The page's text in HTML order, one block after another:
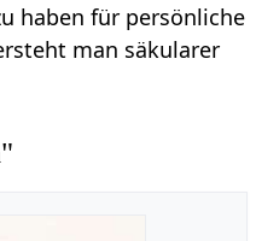
haben für persönliche
man säkularer